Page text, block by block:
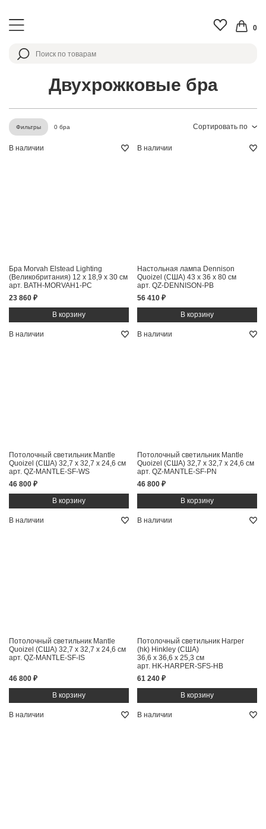
0
Двухрожковые бра
Сортировать по
Фильтры 0 бра
В наличии
Бра Morvah Elstead Lighting
(Великобритания) 12 x 18,9 x 30 см
арт. BATH-MORVAH1-PC
23 860 ₽
В наличии
Настольная лампа Dennison
Quoizel (США) 43 x 36 x 80 см
арт. QZ-DENNISON-PB
56 410 ₽
В наличии
Потолочный светильник Mantle
Quoizel (США) 32,7 x 32,7 x 24,6 см
арт. QZ-MANTLE-SF-WS
46 800 ₽
В наличии
Потолочный светильник Mantle
Quoizel (США) 32,7 x 32,7 x 24,6 см
арт. QZ-MANTLE-SF-PN
46 800 ₽
В наличии
Потолочный светильник Mantle
Quoizel (США) 32,7 x 32,7 x 24,6 см
арт. QZ-MANTLE-SF-IS
46 800 ₽
В наличии
Потолочный светильник Harper
(hk) Hinkley (США)
36,6 x 36,6 x 25,3 см
арт. HK-HARPER-SFS-HB
61 240 ₽
В наличии В наличии